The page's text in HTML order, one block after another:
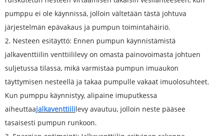
pumppu ei ole käynnissä, jolloin vältetään tästä johtuva
järjestelmän epävakaus ja pumpun toimintahäiriö.
2. Nesteen esitäyttö: Ennen pumpun käynnistämistä
jalkaventtiilin venttiililevy on omasta painovoimasta johtuen
suljetussa tilassa, mikä varmistaa pumpun imuaukon
täyttymisen nesteellä ja takaa pumpulle vakaat imuolosuhteet.
Kun pumppu käynnistyy, alipaine imuputkessa
aiheuttaajalkaventtiililevy avautuu, jolloin neste pääsee
tasaisesti pumpun runkoon.